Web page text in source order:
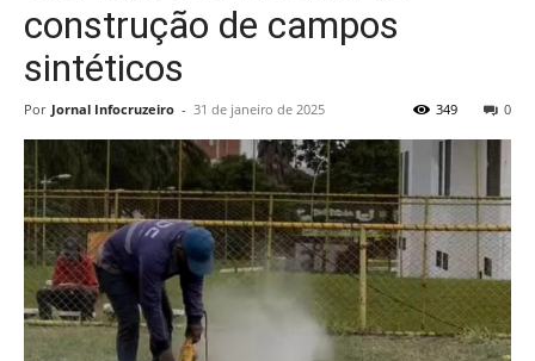
construção de campos
sintéticos
Por Jornal Infocruzeiro - 31 de janeiro de 2025 0
349